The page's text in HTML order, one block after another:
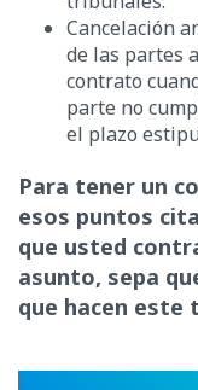
Cancelación
de las partes
contrato
parte no
el plazo
Para tener un
esos puntos
que usted
asunto, sepa
que hacen este